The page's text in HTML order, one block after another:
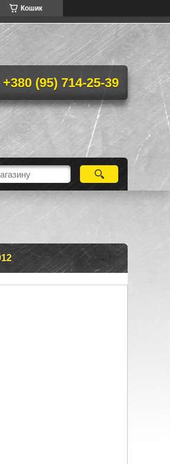
Кошик
+380 (95) 714-25-39